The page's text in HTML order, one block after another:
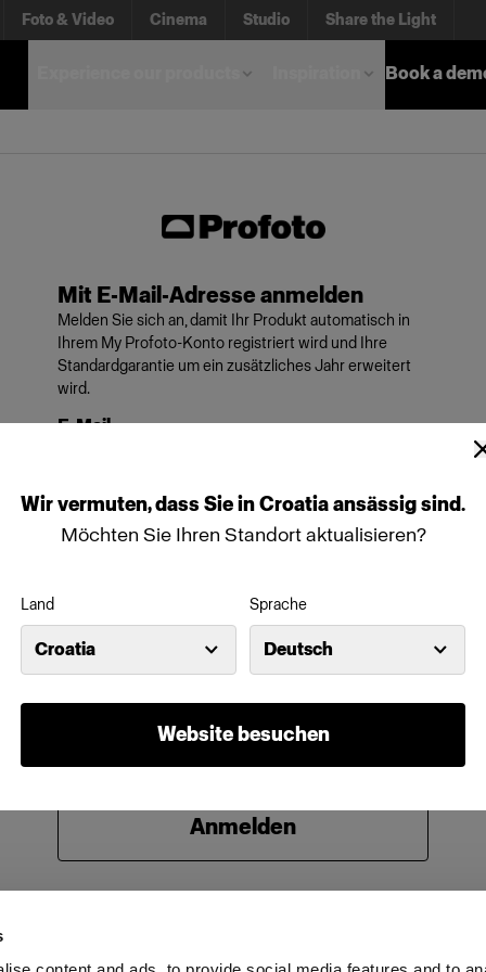
Wirvermuten,dass SieinCroatiaansässigsind.
Möchten Sie Ihren Standort aktualisieren?
Land
Croatia
Sprache
Deutsch
Website besuchen
Foto & Video Cinema Studio Share the Light
Book a
Mit E-Mail-Adresse anmelden
Melden Sie sich an, damit Ihr Produkt automatisch in
Ihrem My Profoto-Konto registriert wird und Ihre
Standardgarantie um ein zusätzliches Jahr erweitert
wird.
E-Mail
Kennwort
Anmeldedaten speichern Kennwort vergessen?
Neu bei Profoto?
Anmelden